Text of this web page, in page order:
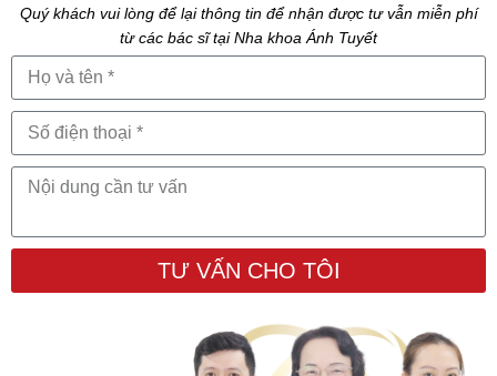
Quý khách vui lòng để lại thông tin để nhận được tư vẫn miễn phí
từ các bác sĩ tại Nha khoa Ánh Tuyết
TƯ VẤN CHO TÔI